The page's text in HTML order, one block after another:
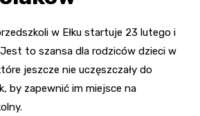
w Ełku startuje 23 lutego i
to szansa dla rodziców dzieci w
jeszcze nie uczęszczały do
by zapewnić im miejsce na